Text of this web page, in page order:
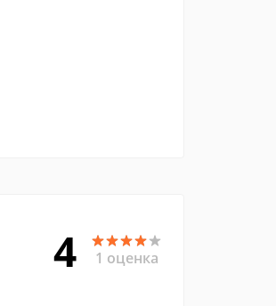
4 1 оценка